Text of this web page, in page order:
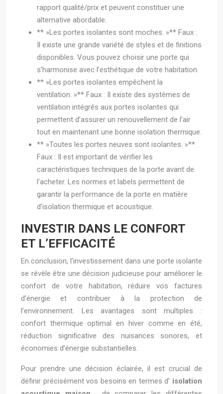
rapport qualité/prix et peuvent constituer une
alternative abordable.
** »Les portes isolantes sont moches. »** Faux :
Il existe une grande variété de styles et de finitions
disponibles. Vous pouvez choisir une porte qui
s’harmonise avec l’esthétique de votre habitation.
** »Les portes isolantes empêchent la
ventilation. »** Faux : Il existe des systèmes de
ventilation intégrés aux portes isolantes qui
permettent d’assurer un renouvellement de l’air
tout en maintenant une bonne isolation thermique.
** »Toutes les portes neuves sont isolantes. »**
Faux : Il est important de vérifier les
caractéristiques techniques de la porte avant de
l’acheter. Les normes et labels permettent de
garantir la performance de la porte en matière
d’isolation thermique et acoustique.
INVESTIR DANS LE CONFORT
ET L’EFFICACITÉ
En conclusion, l’investissement dans une porte isolante
se révèle être une décision judicieuse pour améliorer le
confort de votre habitation, réduire vos factures
d’énergie et contribuer à la protection de
l’environnement. Les avantages sont multiples :
confort thermique optimal en hiver comme en été,
réduction significative des nuisances sonores, et
économies d’énergie substantielles.
Pour prendre une décision éclairée, il est crucial de
définir précisément vos besoins en termes d’ isolation